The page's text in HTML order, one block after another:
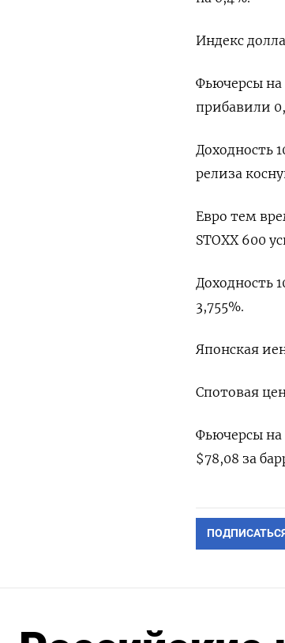
Индекс
Фьючерсы на
прибавили
Доходность
релиза
Евро тем
STOXX 600
Доходность
3,755%.
Японская
Спотовая
Фьючерсы на
$78,08 за